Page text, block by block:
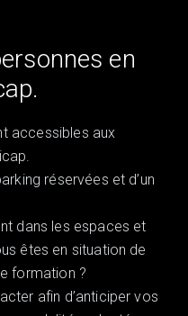
en
accessibles aux
réservées et d’un
dans les espaces et
êtes en situation de
formation ?
afin d’anticiper vos